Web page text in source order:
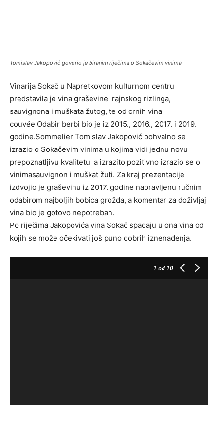
Tomislav Jakopović govorio je biranim riječima o Sokačevim vinima
Vinarija Sokač u Napretkovom kulturnom centru
predstavila je vina graševine, rajnskog rizlinga,
sauvignona i muškata žutog, te od crnih vina
couve᷄e.Odabir berbi bio je iz 2015., 2016., 2017. i 2019.
godine.Sommelier Tomislav Jakopović pohvalno se
izrazio o Sokačevim vinima u kojima vidi jednu novu
prepoznatljivu kvalitetu, a izrazito pozitivno izrazio se o
vinimasauvignon i muškat žuti. Za kraj prezentacije
izdvojio je graševinu iz 2017. godine napravljenu ručnim
odabirom najboljih bobica grožđa, a komentar za doživljaj
vina bio je gotovo nepotreban.
Po riječima Jakopovića vina Sokač spadaju u ona vina od
kojih se može očekivati još puno dobrih iznenađenja.
1 od 10